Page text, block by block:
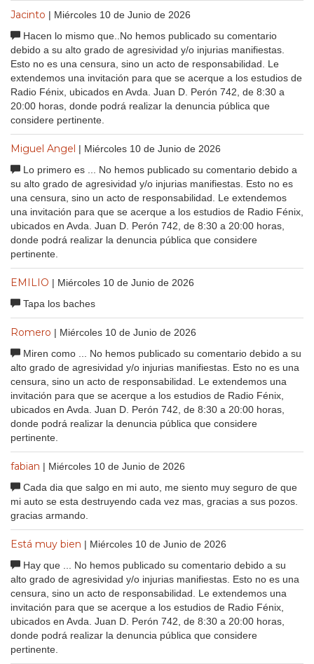
Jacinto | Miércoles 10 de Junio de 2026
Hacen lo mismo que..No hemos publicado su comentario
debido a su alto grado de agresividad y/o injurias manifiestas.
Esto no es una censura, sino un acto de responsabilidad. Le
extendemos una invitación para que se acerque a los estudios de
Radio Fénix, ubicados en Avda. Juan D. Perón 742, de 8:30 a
20:00 horas, donde podrá realizar la denuncia pública que
considere pertinente.
Miguel Angel | Miércoles 10 de Junio de 2026
Lo primero es ... No hemos publicado su comentario debido a
su alto grado de agresividad y/o injurias manifiestas. Esto no es
una censura, sino un acto de responsabilidad. Le extendemos
una invitación para que se acerque a los estudios de Radio Fénix,
ubicados en Avda. Juan D. Perón 742, de 8:30 a 20:00 horas,
donde podrá realizar la denuncia pública que considere
pertinente.
EMILIO | Miércoles 10 de Junio de 2026
Tapa los baches
Romero | Miércoles 10 de Junio de 2026
Miren como ... No hemos publicado su comentario debido a su
alto grado de agresividad y/o injurias manifiestas. Esto no es una
censura, sino un acto de responsabilidad. Le extendemos una
invitación para que se acerque a los estudios de Radio Fénix,
ubicados en Avda. Juan D. Perón 742, de 8:30 a 20:00 horas,
donde podrá realizar la denuncia pública que considere
pertinente.
fabian | Miércoles 10 de Junio de 2026
Cada dia que salgo en mi auto, me siento muy seguro de que
mi auto se esta destruyendo cada vez mas, gracias a sus pozos.
gracias armando.
Está muy bien | Miércoles 10 de Junio de 2026
Hay que ... No hemos publicado su comentario debido a su
alto grado de agresividad y/o injurias manifiestas. Esto no es una
censura, sino un acto de responsabilidad. Le extendemos una
invitación para que se acerque a los estudios de Radio Fénix,
ubicados en Avda. Juan D. Perón 742, de 8:30 a 20:00 horas,
donde podrá realizar la denuncia pública que considere
pertinente.